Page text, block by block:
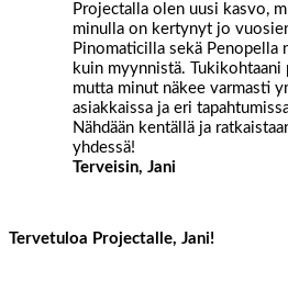
Projectalla olen uusi kasvo,
minulla on kertynyt jo
Pinomaticilla sekä Penopella
kuin myynnistä. Tukikohtaani
mutta minut näkee varmasti
asiakkaissa ja eri
Nähdään kentällä ja
yhdessä!
Terveisin, Jani
Tervetuloa Projectalle, Jani!